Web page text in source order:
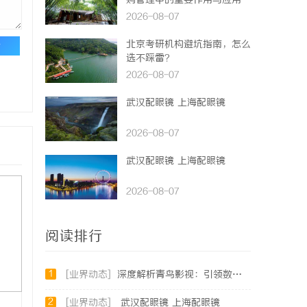
2026-08-07
北京考研机构避坑指南，怎么
选不踩雷？
2026-08-07
武汉配眼镜 上海配眼镜
2026-08-07
武汉配眼镜 上海配眼镜
2026-08-07
阅读排行
1 [业界动态] 深度解析青鸟影视：引领数字娱乐平台革新的先锋力量
2 [业界动态] 武汉配眼镜 上海配眼镜